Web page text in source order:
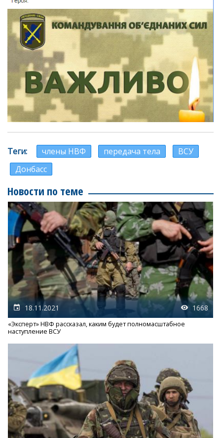
Теги члены НВФ передача тела
ВСУ
Донбасс
Новости по теме
18.11.2021 1668
«Эксперт» НВФ рассказал, каким будет полномасштабное
наступление ВСУ